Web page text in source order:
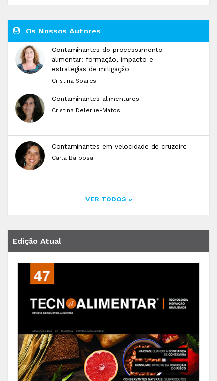
Os Nossos Autores
Contaminantes do processamento
alimentar: formação, impacto e
estratégias de mitigação
Cristina Soares
Contaminantes alimentares
Cristina Delerue-Matos
Contaminantes em velocidade de cruzeiro
Carla Barbosa
VER TODOS »
Edição Atual